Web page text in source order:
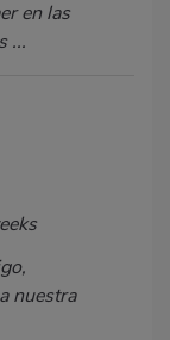
en las
...
nuestra